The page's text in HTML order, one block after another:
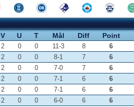
V U T Mål Diff Point
2 0 0 11-3 8 6
2 0 0 8-1 7 6
2 0 0 7-0 7 6
2 0 0 7-1 6 6
2 0 0 7-1 6 6
2 0 0 6-0 6 6